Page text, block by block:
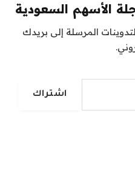
الأسهم السعودية
المرسلة إلى بريدك
اشتراك